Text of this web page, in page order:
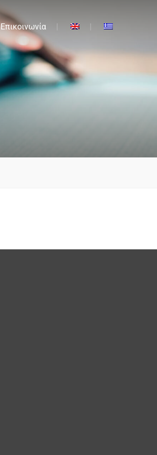
Επικοινωνία